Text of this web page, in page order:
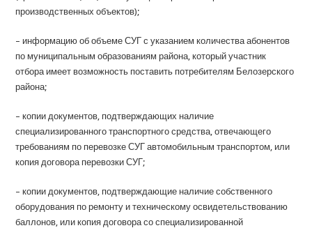
производственных объектов);
– информацию об объеме СУГ с указанием количества абонентов
по муниципальным образованиям района, который участник
отбора имеет возможность поставить потребителям Белозерского
района;
– копии документов, подтверждающих наличие
специализированного транспортного средства, отвечающего
требованиям по перевозке СУГ автомобильным транспортом, или
копия договора перевозки СУГ;
– копии документов, подтверждающие наличие собственного
оборудования по ремонту и техническому освидетельствованию
баллонов, или копия договора со специализированной